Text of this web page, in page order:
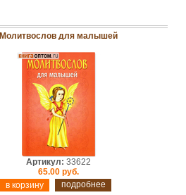
Молитвослов для малышей
Артикул: 33622
65.00 руб.
подробнее